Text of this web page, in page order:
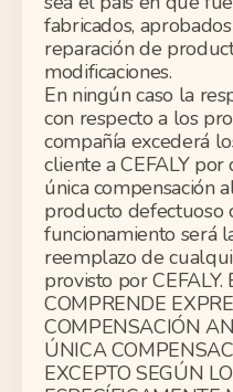
fabricados,
reparación de
modificaciones.
En ningún caso la
con respecto a los
compañía excederá
cliente a CEFALY
única compensación
producto defectuoso
funcionamiento será
reemplazo de
provisto por CEFALY.
COMPRENDE
COMPENSACIÓN
ÚNICA
EXCEPTO SEGÚN